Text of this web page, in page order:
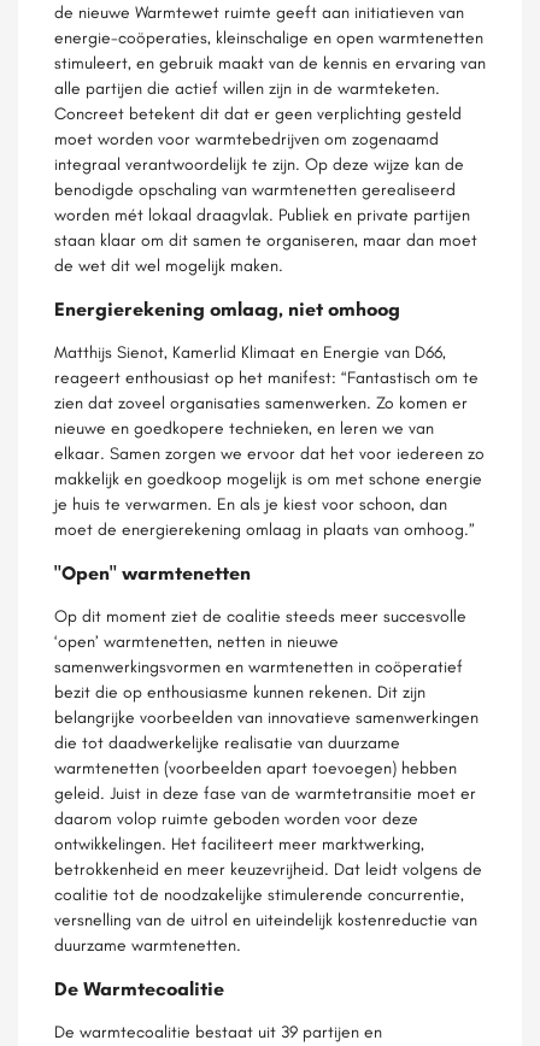
de nieuwe Warmtewet ruimte geeft aan initiatieven van
energie-coöperaties, kleinschalige en open warmtenetten
stimuleert, en gebruik maakt van de kennis en ervaring van
alle partijen die actief willen zijn in de warmteketen.
Concreet betekent dit dat er geen verplichting gesteld
moet worden voor warmtebedrijven om zogenaamd
integraal verantwoordelijk te zijn. Op deze wijze kan de
benodigde opschaling van warmtenetten gerealiseerd
worden mét lokaal draagvlak. Publiek en private partijen
staan klaar om dit samen te organiseren, maar dan moet
de wet dit wel mogelijk maken.
Energierekening omlaag, niet omhoog
Matthijs Sienot, Kamerlid Klimaat en Energie van D66,
reageert enthousiast op het manifest: “Fantastisch om te
zien dat zoveel organisaties samenwerken. Zo komen er
nieuwe en goedkopere technieken, en leren we van
elkaar. Samen zorgen we ervoor dat het voor iedereen zo
makkelijk en goedkoop mogelijk is om met schone energie
je huis te verwarmen. En als je kiest voor schoon, dan
moet de energierekening omlaag in plaats van omhoog.”
"Open" warmtenetten
Op dit moment ziet de coalitie steeds meer succesvolle
‘open’ warmtenetten, netten in nieuwe
samenwerkingsvormen en warmtenetten in coöperatief
bezit die op enthousiasme kunnen rekenen. Dit zijn
belangrijke voorbeelden van innovatieve samenwerkingen
die tot daadwerkelijke realisatie van duurzame
warmtenetten (voorbeelden apart toevoegen) hebben
geleid. Juist in deze fase van de warmtetransitie moet er
daarom volop ruimte geboden worden voor deze
ontwikkelingen. Het faciliteert meer marktwerking,
betrokkenheid en meer keuzevrijheid. Dat leidt volgens de
coalitie tot de noodzakelijke stimulerende concurrentie,
versnelling van de uitrol en uiteindelijk kostenreductie van
duurzame warmtenetten.
De Warmtecoalitie
De warmtecoalitie bestaat uit 39 partijen en